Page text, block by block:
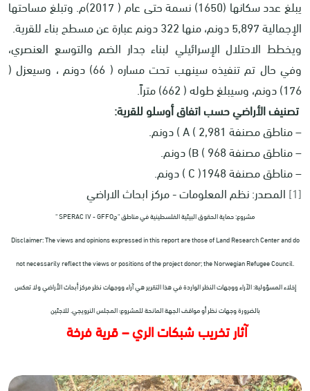
يبلغ عدد سكانها (1650) نسمة حتى عام ( 2017)م. وتبلغ مساحتها
الإجمالية 5,897 دونم، منها 322 دونم عبارة عن مسطح بناء للقرية.
ويخطط الاحتلال الإسرائيلي لبناء جدار الضم والتوسع العنصري،
وفي حال تم تنفيذه سينهب تحت مساره ( 66) دونم ، وسيعزل (
176) دونم، وسيبلغ طوله ( 662) متراً.
تصنيف الأراضي حسب اتفاق أوسلو للقرية:
– مناطق مصنفة A ( 2,981) دونم.
– مناطق مصنفةB ( 968) دونم.
– مناطق مصنفةC )1948) دونم.
[1]المصدر: نظم المعلومات - مركز ابحاث الاراضي
مشروع: حماية الحقوق البيئية الفلسطينية في مناطق "ج" SPERAC IV - GFFO
Disclaimer: The views and opinions expressed in this report are those of Land Research Center and do
not necessarily reflect the views or positions of the project donor; the Norwegian Refugee Council.
إخلاء المسؤولية: الآراء ووجهات النظر الواردة في هذا التقرير هي آراء ووجهات نظر مركز أبحاث الأراضي ولا تعكس
بالضرورة وجهات نظر أو مواقف الجهة المانحة للمشروع؛ المجلس النرويجي. للاجئين
آثار تخريب شبكات الري – قرية فرخة